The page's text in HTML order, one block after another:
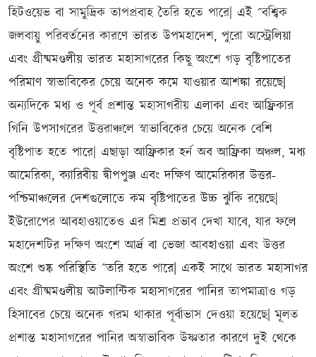
হিটওয়েভ বা সামুদ্রিক তাপপ্রবাহ তৈরি হতে পারে| এই ˆবশ্বিক
জলবায়ু পরিবর্তনের কারণে ভারত উপমহাদেশ, পুরো অস্ট্রেলিয়া
এবং গ্রীষ্মমণ্ডলীয় ভারত মহাসাগরের কিছু অংশে গড় বৃষ্টিপাতের
পরিমাণ স্বাভাবিকের চেয়ে অনেক কমে যাওয়ার আশঙ্কা রয়েছে|
অন্যদিকে মধ্য ও পূর্ব প্রশান্ত মহাসাগরীয় এলাকা এবং আফ্রিকার
গিনি উপসাগরের উত্তরাঞ্চলে স্বাভাবিকের চেয়ে অনেক বেশি
বৃষ্টিপাত হতে পারে| এছাড়া আফ্রিকার হর্ন অব আফ্রিকা অঞ্চল, মধ্য
আমেরিকা, ক্যারিবীয় দ্বীপপুঞ্জ এবং দক্ষিণ আমেরিকার উত্তর-
পশ্চিমাঞ্চলের দেশগুলোতে কম বৃষ্টিপাতের উচ্চ ঝুঁকি রয়েছে|
ইউরোপের আবহাওয়াতেও এর মিশ্র প্রভাব দেখা যাবে, যার ফলে
মহাদেশটির দক্ষিণ অংশে আর্দ্র বা ভেজা আবহাওয়া এবং উত্তর
অংশে শুষ্ক পরিস্থিতি ˆতরি হতে পারে| একই সাথে ভারত মহাসাগর
এবং গ্রীষ্মমণ্ডলীয় আটলান্টিক মহাসাগরের পানির তাপমাত্রাও গড়
হিসাবের চেয়ে অনেক গরম থাকার পূর্বাভাস দেওয়া হয়েছে| মূলত
প্রশান্ত মহাসাগরের পানির অস্বাভাবিক উষ্ণতার কারণে দুই থেকে